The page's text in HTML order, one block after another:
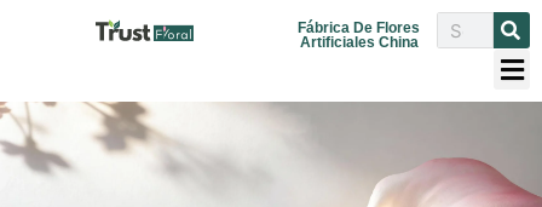
Fábrica De Flores
Artificiales China